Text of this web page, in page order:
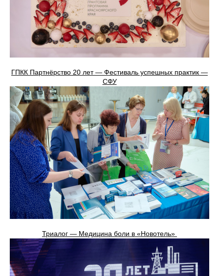
ГПКК Партнёрство 20 лет — Фестиваль успешных практик —
СФУ
Триалог — Медицина боли в «Новотель»